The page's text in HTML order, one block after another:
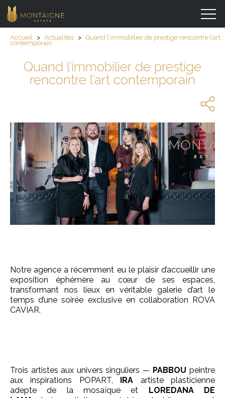
Accueil > Actualités > Quand l’immobilier de prestige rencontre l’art
contemporain
Quand l’immobilier de prestige
rencontre l’art contemporain
Notre agence a récemment eu le plaisir d’accueillir une
exposition éphémère au cœur de ses espaces,
transformant nos lieux en véritable galerie d’art le
temps d’une soirée exclusive en collaboration ROVA
CAVIAR.
Trois artistes aux univers singuliers — PABBOUpeintre
aux inspirations POPART, IRA artiste plasticienne
adepte de la mosaïque et LOREDANA DE